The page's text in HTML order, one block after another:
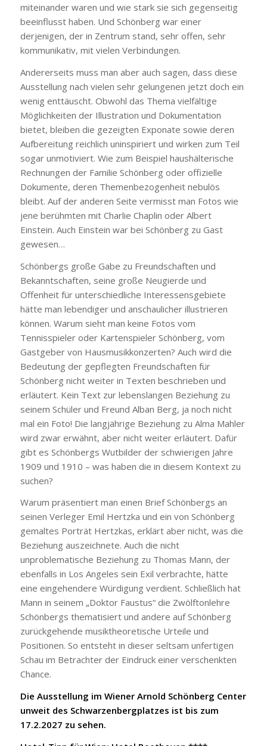
miteinander waren und wie stark sie sich gegenseitig
beeinflusst haben. Und Schönberg war einer
derjenigen, der in Zentrum stand, sehr offen, sehr
kommunikativ, mit vielen Verbindungen.
Andererseits muss man aber auch sagen, dass diese
Ausstellung nach vielen sehr gelungenen jetzt doch ein
wenig enttäuscht. Obwohl das Thema vielfältige
Möglichkeiten der Illustration und Dokumentation
bietet, bleiben die gezeigten Exponate sowie deren
Aufbereitung reichlich uninspiriert und wirken zum Teil
sogar unmotiviert. Wie zum Beispiel haushälterische
Rechnungen der Familie Schönberg oder offizielle
Dokumente, deren Themenbezogenheit nebulös
bleibt. Auf der anderen Seite vermisst man Fotos wie
jene berühmten mit Charlie Chaplin oder Albert
Einstein. Auch Einstein war bei Schönberg zu Gast
gewesen…
Schönbergs große Gabe zu Freundschaften und
Bekanntschaften, seine große Neugierde und
Offenheit für unterschiedliche Interessensgebiete
hätte man lebendiger und anschaulicher illustrieren
können. Warum sieht man keine Fotos vom
Tennisspieler oder Kartenspieler Schönberg, vom
Gastgeber von Hausmusikkonzerten? Auch wird die
Bedeutung der gepflegten Freundschaften für
Schönberg nicht weiter in Texten beschrieben und
erläutert. Kein Text zur lebenslangen Beziehung zu
seinem Schüler und Freund Alban Berg, ja noch nicht
mal ein Foto! Die langjährige Beziehung zu Alma Mahler
wird zwar erwähnt, aber nicht weiter erläutert. Dafür
gibt es Schönbergs Wutbilder der schwierigen Jahre
1909 und 1910 – was haben die in diesem Kontext zu
suchen?
Warum präsentiert man einen Brief Schönbergs an
seinen Verleger Emil Hertzka und ein von Schönberg
gemaltes Porträt Hertzkas, erklärt aber nicht, was die
Beziehung auszeichnete. Auch die nicht
unproblematische Beziehung zu Thomas Mann, der
ebenfalls in Los Angeles sein Exil verbrachte, hätte
eine eingehendere Würdigung verdient. Schließlich hat
Mann in seinem „Doktor Faustus“ die Zwölftonlehre
Schönbergs thematisiert und andere auf Schönberg
zurückgehende musiktheoretische Urteile und
Positionen. So entsteht in dieser seltsam unfertigen
Schau im Betrachter der Eindruck einer verschenkten
Chance.
Die Ausstellung im Wiener Arnold Schönberg Center
unweit des Schwarzenbergplatzes ist bis zum
17.2.2027 zu sehen.